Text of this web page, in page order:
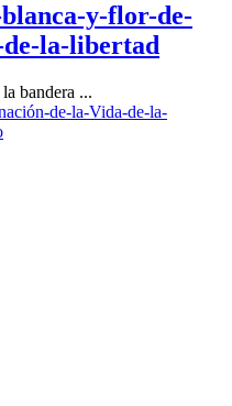
y-flor-de-
la-libertad
bandera ...